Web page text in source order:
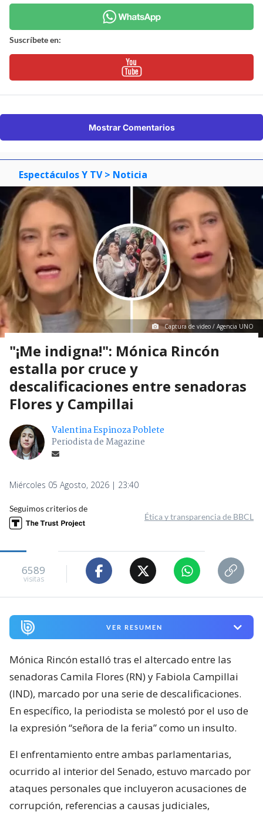
Suscríbete en:
Mostrar Comentarios
Espectáculos Y TV > Noticia
Captura de video / Agencia UNO
"¡Me indigna!": Mónica Rincón
estalla por cruce y
descalificaciones entre senadoras
Flores y Campillai
Valentina Espinoza Poblete
Periodista de Magazine
Miércoles 05 Agosto, 2026 | 23:40
Seguimos criterios de
Ética y transparencia de BBCL
6589
visitas
VER RESUMEN
Mónica Rincón estalló tras el altercado entre las
senadoras Camila Flores (RN) y Fabiola Campillai
(IND), marcado por una serie de descalificaciones.
En específico, la periodista se molestó por el uso de
la expresión “señora de la feria” como un insulto.
El enfrentamiento entre ambas parlamentarias,
ocurrido al interior del Senado, estuvo marcado por
ataques personales que incluyeron acusaciones de
corrupción, referencias a causas judiciales,